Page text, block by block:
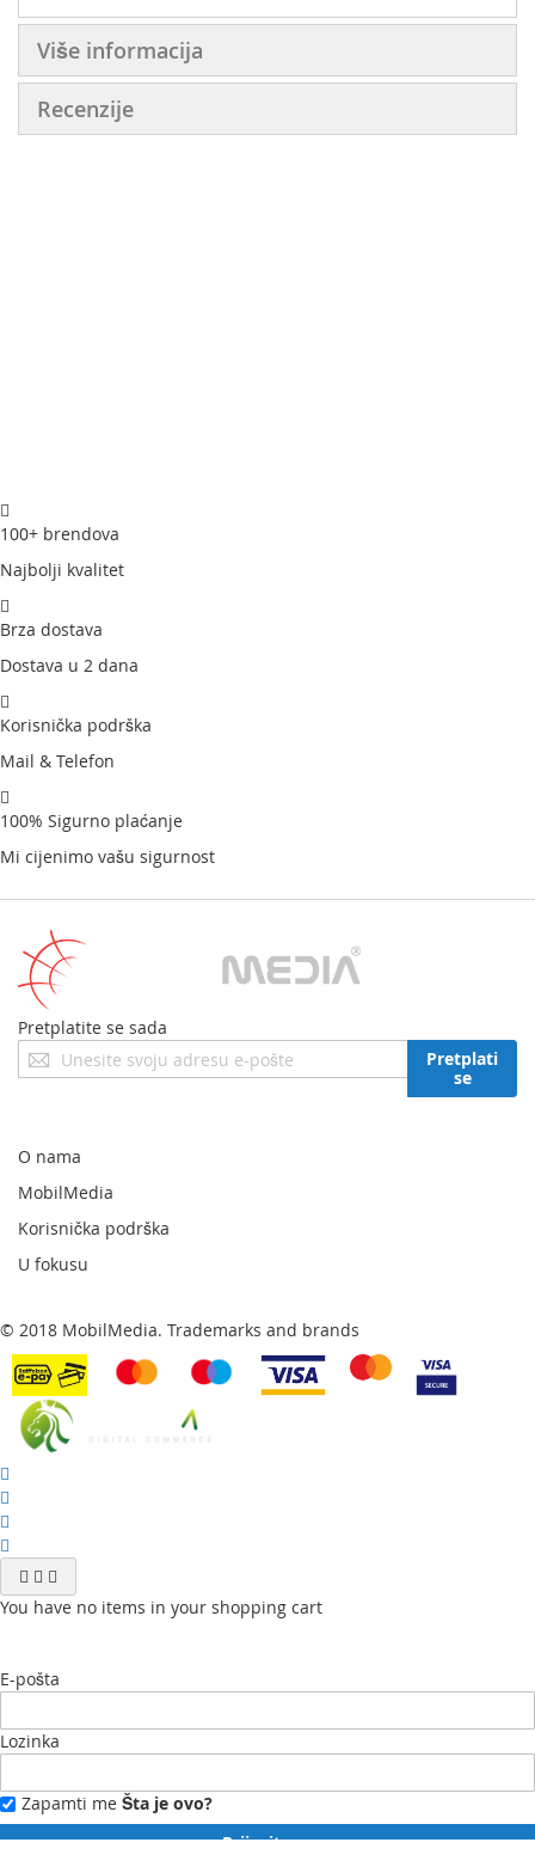
Mehanizam za precizno higijensko pražnjenje
spremnika
Zahvaljujući preciznom mehanizmu za pražnjenje
spremnika, usisana prašina i prljavština uklanjaju se iz
spremnika samo jednim pokretom ruke - bez da morate
14 ciklona
Četrnaest ciklona generira centrifugalne sile veće od 79
peludi ili bakterija - u spremnik za prašinu.
Visoko učinkovita filtracija cijelog sustava
čestica veličine samo 0,3 mikrometra, čime se osigurava
čišći zrak.⁴
Apsorbira vibracije i prigušuje buku, čime se smanjuje
razina buke.
Optimizirani raspored
Motor, spremnik i ciklon su raspoređeni na način da se
zrak usisava u ciklone u ravnoj liniji – to stvara veliku
usisnu silu.
Više informacija
Recenzije
100+ brendova
Najbolji kvalitet
Brza dostava
Dostava u 2 dana
Korisnička podrška
Mail & Telefon
100% Sigurno plaćanje
Mi cijenimo vašu sigurnost
Pretplatite se sada
Prijavite
se
newsletter:
Pretplati
se
O nama
MobilMedia
Korisnička podrška
U fokusu
© 2018 MobilMedia. Trademarks and brands
You have no items in your shopping cart
E-pošta
Lozinka
Zapamti me Šta je ovo?
Prijavite se